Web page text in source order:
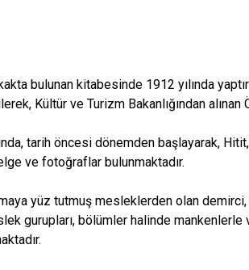
bulunan kitabesinde 1912 yılında
Kültür ve Turizm Bakanlığından
tarih öncesi dönemden başlayarak,
ve fotoğraflar bulunmaktadır.
yüz tutmuş mesleklerden olan
gurupları, bölümler halinde